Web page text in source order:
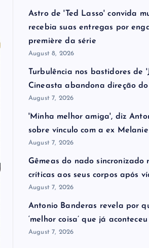
Astro de 'Ted Lasso' convida
recebia suas entregas por
première da série
August 8, 2026
Turbulência nos bastidores de
Cineasta abandona direção
August 7, 2026
'Minha melhor amiga', diz
sobre vínculo com a ex
August 7, 2026
Gêmeas do nado sincronizado
críticas ​a​os seus corpos após
August 7, 2026
Antonio Banderas revela por
‘melhor coisa’ que já
August 7, 2026